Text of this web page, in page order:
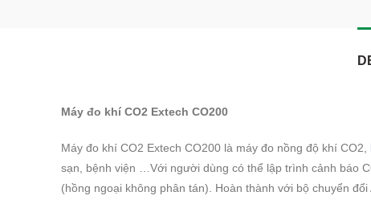
Máy đo khí CO2 Extech CO200
Máy đo khí CO2 Extech CO200 là máy đo nồng độ khí CO2,
sạn, bệnh viện
…Với người dùng có thể lập trình cảnh báo
(hồng ngoại không phân tán). Hoàn thành với bộ chuyển đổi